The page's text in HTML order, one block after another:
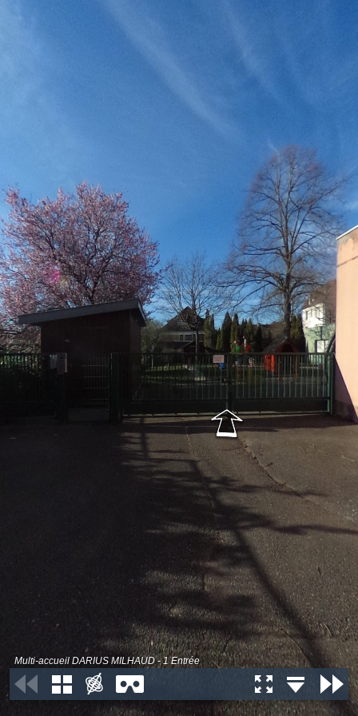
Multi-accueil DARIUS MILHAUD - 1 Entrée